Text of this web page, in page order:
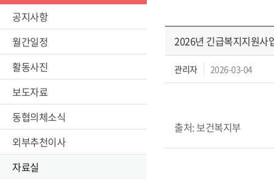
공지사항
월간일정
활동사진
보도자료
동협의체소식
외부추천이사
자료실
2026년 긴급복지지원사
관리자 2026-03-04
출처: 보건복지부